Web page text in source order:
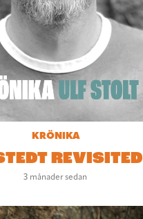
KRÖNIKA
REVISITED
3 månader sedan